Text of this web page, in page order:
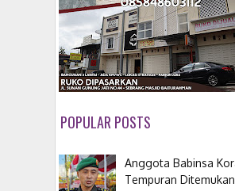
POPULAR POSTS
Anggota Babinsa
Tempuran